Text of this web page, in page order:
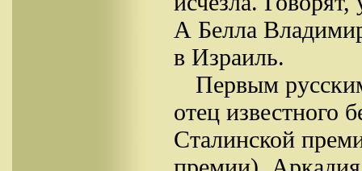
А Белла
в Израиль.
Первым
отец известного
Сталинской